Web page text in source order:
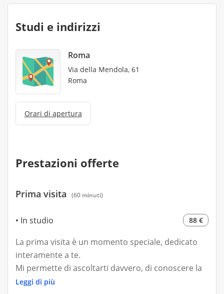
Studi e indirizzi
Roma
Via della Mendola, 61
Roma
Orari di apertura
Prestazioni offerte
Prima visita (60 minuti)
In studio 88 €
La prima visita è un momento speciale, dedicato
interamente a te.
Mi permette di ascoltarti davvero, di conoscere la
tua storia, i tuoi bisogni e ciò di cui hai bisogno in
Leggi di più